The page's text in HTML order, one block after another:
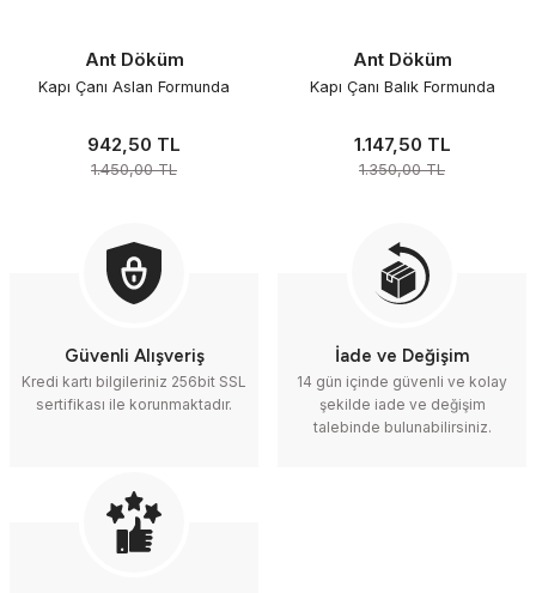
%35
Ant Döküm
Kapı Çanı Aslan Formunda
942,50 TL
1.450,00 TL
%15
Ant Döküm
Kapı Çanı Balık Formunda
1.147,50 TL
1.350,00 TL
Güvenli Alışveriş
Kredi kartı bilgileriniz 256bit SSL
sertifikası ile korunmaktadır.
İade ve Değişim
14 gün içinde güvenli ve kolay
şekilde iade ve değişim
talebinde bulunabilirsiniz.